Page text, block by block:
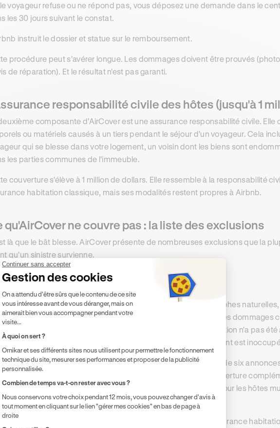
le voyageur refuse ou ne répond pas, vous déposez une demande dans le
les 30 jours suivant le constat.
instruit le dossier et statue sur le remboursement.
procédure peut s'avérer longue. Les dommages doivent être prouvés
de réparation). Et le résultat n'est pas garanti.
responsabilité civile des hôtes (jusqu'à 1
composante d'AirCover est une assurance responsabilité civile. Elle
ou matériels causés à un tiers pendant le séjour d'un voyageur. Cela
qui se blesse dans votre logement, un voisin dont les biens sont
les parties communes de l'immeuble.
couverture s'élève à 1 million de dollars. Elle ressemble à la responsabilité
habitation classique, mais ses modalités restent propres à Airbnb.
qu'AirCover ne couvre pas : la liste des exclusions
là que le bât blesse. AirCover présente de nombreuses exclusions que la
qu'un sinistre survienne.
exclusions majeures d'AirCover
ne couvre pas : l'usure normale du logement, les catastrophes
(bijoux, œuvres d'art, espèces), les animaux domestiques, les dommages
réservé sur la plateforme, et les logements dont la sous-location n'a pas été
La garantie ne fonctionne pas non plus si votre logement est
point important : depuis le 1er mars 2025, si un hôte dispose de six
du sinistre, AirCover peut s'appliquer uniquement en couverture
de toute autre assurance applicable. Autrement dit, pour les hôtes
est nettement insuffisante.
le reconnaît elle-même : AirCover ne remplace pas une assurance
Continuer sans accepter
Gestion des cookies
Plateforme de Gestion du Consentement :
On a attendu d'être sûrs que le contenu de ce site
vous intéresse avant de vous déranger, mais on
aimerait bien vous accompagner pendant votre
visite...
À quoi on sert ?
Ornikar et ses différents sites nous utilisent pour permettre le fonctionnement
technique du site, mesurer ses performances et proposer de la publicité
personnalisée.
Combien de temps va-t-on rester avec vous ?
Nous conservons votre choix pendant 12 mois, vous pouvez changer d'avis à
tout moment en cliquant sur le lien "gérer mes cookies" en bas de page à
droite
Axeptio consent